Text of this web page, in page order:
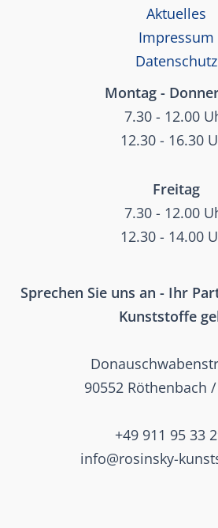
Aktuelles
Impressum
Datenschutz
Montag -
7.30 - 12.00
12.30 - 16.30
Freitag
7.30 - 12.00
12.30 - 14.00
Sprechen Sie uns an - Ihr
Kunststoffe
90552 Röthenbach
+49 911 95 33
info@rosinsky-